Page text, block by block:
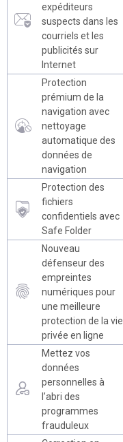
expéditeurs
suspects dans les
courriels et les
publicités sur
Internet
Protection
prémium de la
navigation avec
nettoyage
automatique des
données de
navigation
Protection des
fichiers
confidentiels avec
Safe Folder
Nouveau
défenseur des
empreintes
numériques pour
une meilleure
protection de la vie
privée en ligne
Mettez vos
données
personnelles à
l’abri des
programmes
frauduleux